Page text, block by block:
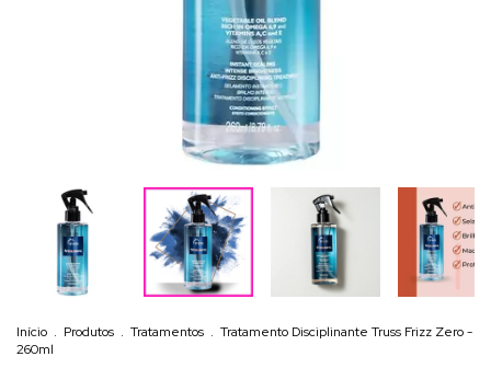
Início . Produtos . Tratamentos . Tratamento Disciplinante Truss Frizz Zero -
260ml